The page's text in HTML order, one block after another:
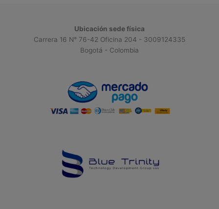
Ubicación sede física
Carrera 16 N° 76-42 Oficina 204 - 3009124335
Bogotá - Colombia